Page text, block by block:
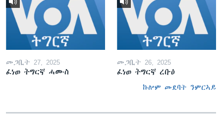
መጋቢት 27, 2025
ፈነወ ትግርኛ ሓሙስ
መጋቢት 26, 2025
ፈነወ ትግርኛ ረቡዕ
ኩሎም መደባት ንምርኣይ